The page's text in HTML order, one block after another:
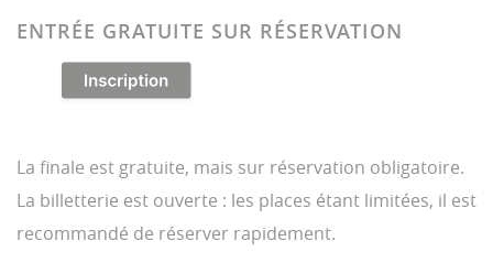
ENTRÉE GRATUITE SUR RÉSERVATION
La finale est gratuite, mais sur réservation obligatoire.
La billetterie est ouverte : les places étant limitées, il est
recommandé de réserver rapidement.